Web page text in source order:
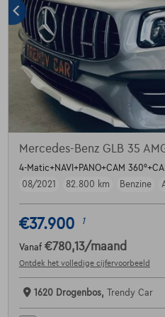
Mercedes-Benz GLB 35
4-Matic+NAVI+PANO+CAM
08/2021
82.800 km Benzine
€37.900 1
Vanaf €780,13/maand
Ontdek het volledige cijfervoorbeeld
1620 Drogenbos, Trendy Car